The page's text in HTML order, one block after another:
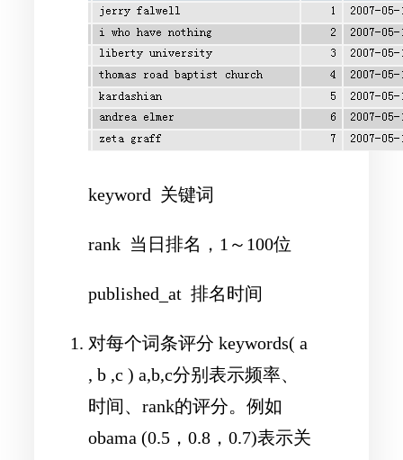
keyword 关键词
rank 当日排名，1～100位
published_at 排名时间
对每个词条评分 keywords( a
, b ,c ) a,b,c分别表示频率、
时间、rank的评分。例如
obama (0.5，0.8，0.7)表示关